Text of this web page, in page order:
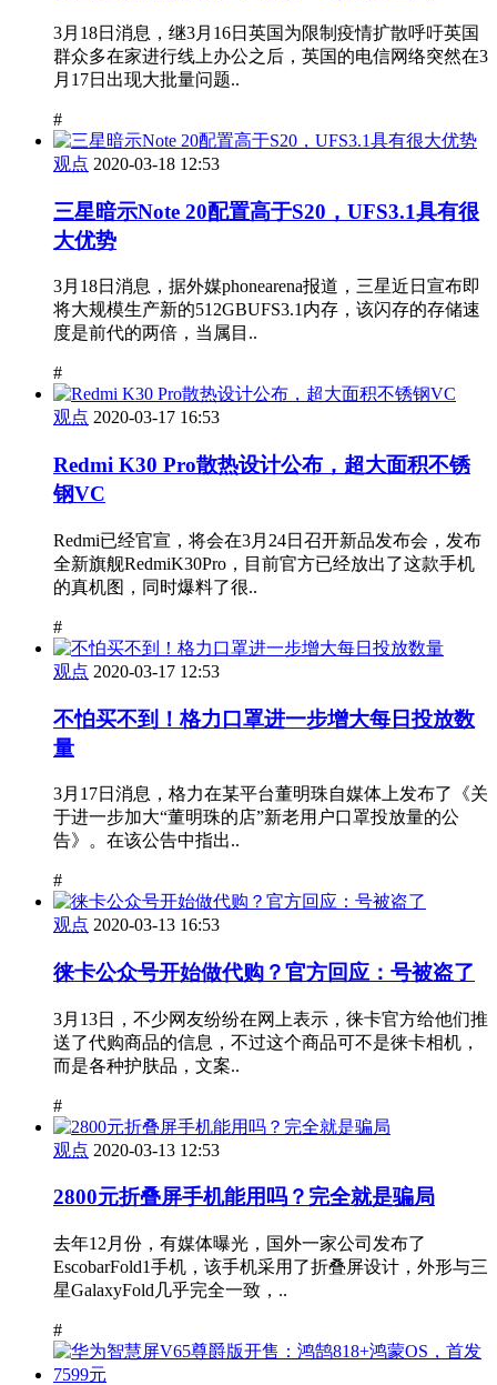
3月18日消息，继3月16日英国为限制疫情扩散呼吁英国
群众多在家进行线上办公之后，英国的电信网络突然在3
月17日出现大批量问题..
#
观点 2020-03-18 12:53
三星暗示Note 20配置高于S20，UFS3.1具有很
大优势
3月18日消息，据外媒phonearena报道，三星近日宣布即
将大规模生产新的512GBUFS3.1内存，该闪存的存储速
度是前代的两倍，当属目..
#
观点 2020-03-17 16:53
Redmi K30 Pro散热设计公布，超大面积不锈
钢VC
Redmi已经官宣，将会在3月24日召开新品发布会，发布
全新旗舰RedmiK30Pro，目前官方已经放出了这款手机
的真机图，同时爆料了很..
#
观点 2020-03-17 12:53
不怕买不到！格力口罩进一步增大每日投放数
量
3月17日消息，格力在某平台董明珠自媒体上发布了《关
于进一步加大“董明珠的店”新老用户口罩投放量的公
告》。在该公告中指出..
#
观点 2020-03-13 16:53
徕卡公众号开始做代购？官方回应：号被盗了
3月13日，不少网友纷纷在网上表示，徕卡官方给他们推
送了代购商品的信息，不过这个商品可不是徕卡相机，
而是各种护肤品，文案..
#
观点 2020-03-13 12:53
2800元折叠屏手机能用吗？完全就是骗局
去年12月份，有媒体曝光，国外一家公司发布了
EscobarFold1手机，该手机采用了折叠屏设计，外形与三
星GalaxyFold几乎完全一致，..
#